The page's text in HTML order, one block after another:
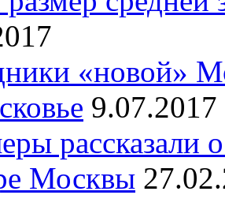
«новой»
9.07.2017
Москвы